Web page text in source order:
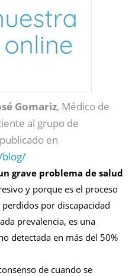
Gomariz, Médico de
al grupo de
en
grave problema de salud
y porque es el proceso
por discapacidad
prevalencia, es una
detectada en más del 50%
de cuando se